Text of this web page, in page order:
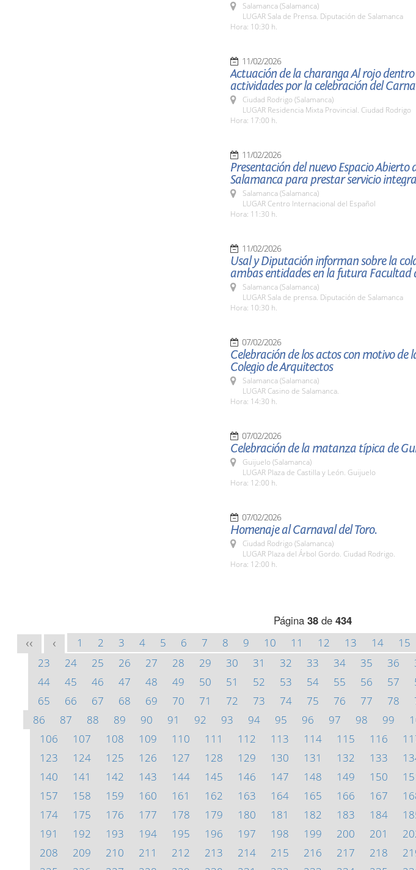
Salamanca (Salamanca)
LUGAR Sala de Prensa. Diputación de Salamanca
Hora: 10:30 h.
11/02/2026
Actuación de la charanga Al rojo dentro
actividades por la celebración del
Ciudad Rodrigo (Salamanca)
LUGAR Residencia Mixta Provincial. Ciudad Rodrigo
Hora: 17:00 h.
11/02/2026
Presentación del nuevo Espacio Abierto
Salamanca para prestar servicio
Salamanca (Salamanca)
LUGAR Centro Internacional del Español
Hora: 11:30 h.
11/02/2026
Usal y Diputación informan sobre la
ambas entidades en la futura Facultad
Salamanca (Salamanca)
LUGAR Sala de prensa. Diputación de Salamanca
Hora: 10:30 h.
07/02/2026
Celebración de los actos con motivo de
Colegio de Arquitectos
Salamanca (Salamanca)
LUGAR Casino de Salamanca.
Hora: 14:30 h.
07/02/2026
Celebración de la matanza típica de
Guijuelo (Salamanca)
LUGAR Plaza de Castilla y León. Guijuelo
Hora: 12:00 h.
07/02/2026
Homenaje al Carnaval del Toro.
Ciudad Rodrigo (Salamanca)
LUGAR Plaza del Árbol Gordo. Ciudad Rodrigo.
Hora: 12:00 h.
Página 38 de 434
<< < 1 2 3 4 5 6 7 8 9 10 11 12 13 14 15
23
24 25 26 27 28 29 30 31 32 33 34 35 36
44
45 46 47 48 49 50 51 52 53 54 55 56 57
65
66 67 68 69 70 71 72 73 74 75 76 77 78
86
87 88 89 90 91 92 93 94 95 96 97 98 99
106
107 108 109 110 111 112 113 114 115 116
123
124 125 126 127 128 129 130 131 132 133
140
141 142 143 144 145 146 147 148 149 150
157
158 159 160 161 162 163 164 165 166 167
174
175 176 177 178 179 180 181 182 183 184
191
192 193 194 195 196 197 198 199 200 201
208
209 210 211 212 213 214 215 216 217 218